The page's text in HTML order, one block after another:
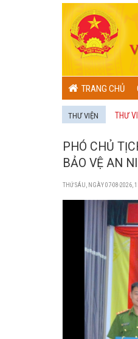
TRANG CHỦ
THƯ VIỆN THƯ
PHÓ CHỦ
BẢO VỆ AN
THỨ SÁU, NGÀY 07-08-2026,